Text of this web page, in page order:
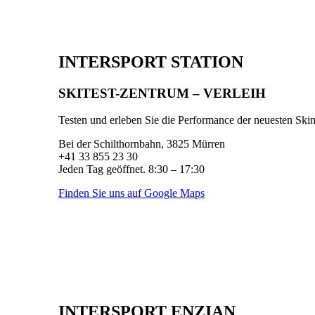
INTERSPORT STATION
SKITEST-ZENTRUM – VERLEIH
Testen und erleben Sie die Performance der neuesten
Bei der Schilthornbahn, 3825 Mürren
+41 33 855 23 30
Jeden Tag geöffnet. 8:30 – 17:30
Finden Sie uns auf Google Maps